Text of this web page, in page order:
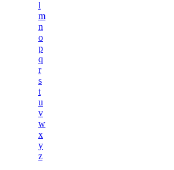
l
m
n
o
p
q
r
s
t
u
v
w
x
y
z